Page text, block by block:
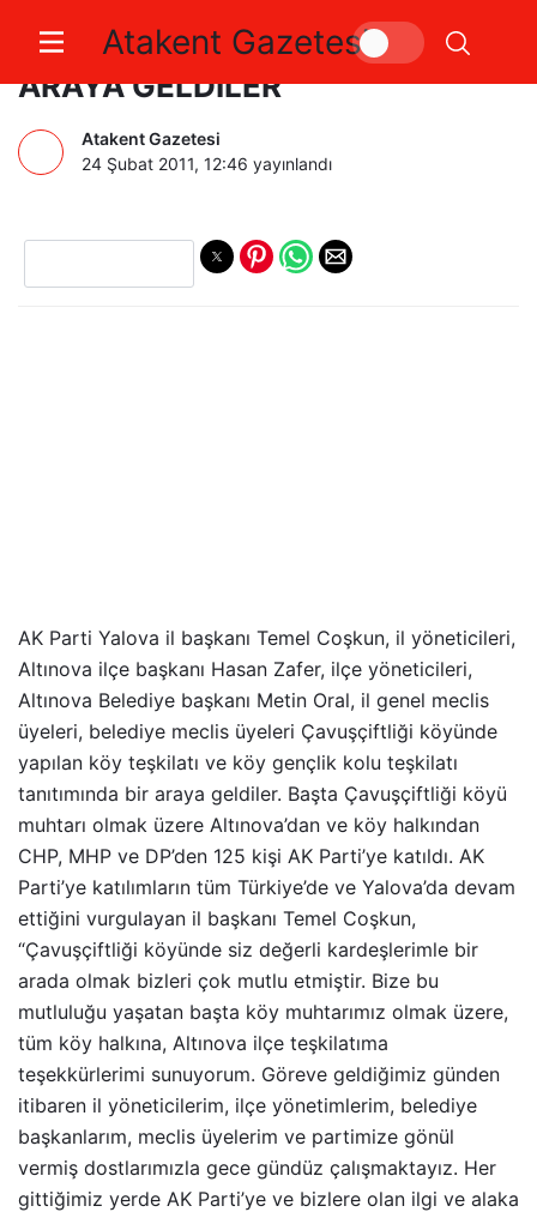
Atakent Gazetesi
ÇAVUŞÇİFTLİĞİ KÖYÜNDE BİR
ARAYA GELDİLER
Atakent Gazetesi
24 Şubat 2011, 12:46 yayınlandı
AK Parti Yalova il başkanı Temel Coşkun, il yöneticileri,
Altınova ilçe başkanı Hasan Zafer, ilçe yöneticileri,
Altınova Belediye başkanı Metin Oral, il genel meclis
üyeleri, belediye meclis üyeleri Çavuşçiftliği köyünde
yapılan köy teşkilatı ve köy gençlik kolu teşkilatı
tanıtımında bir araya geldiler. Başta Çavuşçiftliği köyü
muhtarı olmak üzere Altınova’dan ve köy halkından
CHP, MHP ve DP’den 125 kişi AK Parti’ye katıldı. AK
Parti’ye katılımların tüm Türkiye’de ve Yalova’da devam
ettiğini vurgulayan il başkanı Temel Coşkun,
“Çavuşçiftliği köyünde siz değerli kardeşlerimle bir
arada olmak bizleri çok mutlu etmiştir. Bize bu
mutluluğu yaşatan başta köy muhtarımız olmak üzere,
tüm köy halkına, Altınova ilçe teşkilatıma
teşekkürlerimi sunuyorum. Göreve geldiğimiz günden
itibaren il yöneticilerim, ilçe yönetimlerim, belediye
başkanlarım, meclis üyelerim ve partimize gönül
vermiş dostlarımızla gece gündüz çalışmaktayız. Her
gittiğimiz yerde AK Parti’ye ve bizlere olan ilgi ve alaka